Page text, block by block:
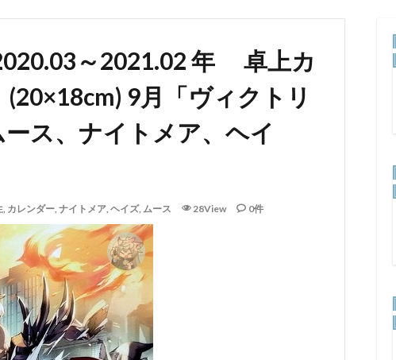
～2021.02 年 卓上カ
9月「ヴィクトリ
ス、ナイトメア、ヘイ
, カレンダー, ナイトメア, ヘイズ, ムース 28View 0件